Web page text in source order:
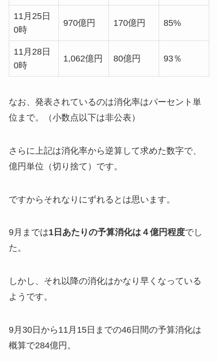
11月25日
0時
970億円 170億円 85%
11月28日
0時
1,062億円 80億円 93％
なお、発表されているのは消化率はパーセント単
位まで。（小数点以下は非公表）
さらに上記は消化率から逆算して求めた数字で、
億円単位（切り捨て）です。
ですからそれなりにずれるとは思います。
9月までは1日あたりの予算消化は４億円程度でし
た。
しかし、それ以降の消化はかなり早くなっている
ようです。
9月30日から11月15日までの46日間の予算消化は
概算で284億円。